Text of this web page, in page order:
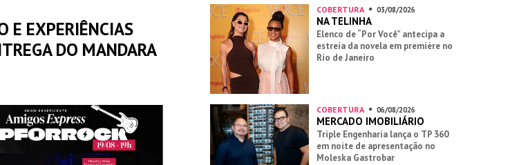
E EXPERIÊNCIAS
DO MANDARA
marcou a entrega da primeira
da Marquise
COBERTURA 03/08/2026
NA TELINHA
Elenco de “Por Você” antecipa a
estreia da novela em première no
Rio de Janeiro
COBERTURA 06/08/2026
MERCADO IMOBILIÁRIO
Triple Engenharia lança o TP 360
em noite de apresentação no
Moleska Gastrobar